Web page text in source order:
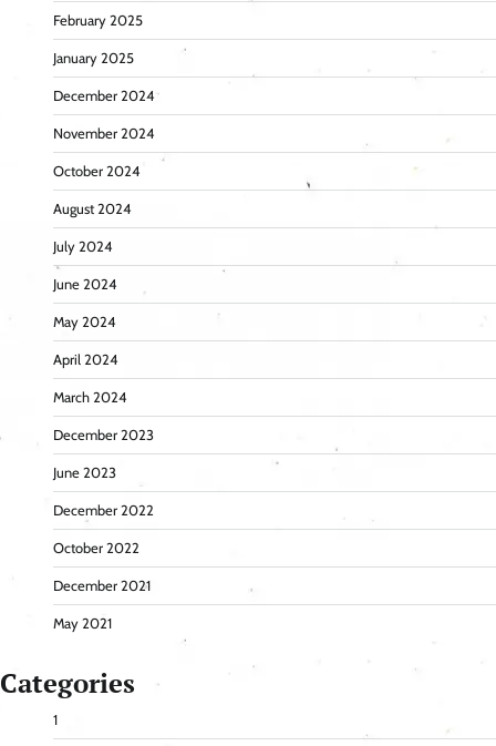
February 2025
January 2025
December 2024
November 2024
October 2024
August 2024
July 2024
June 2024
May 2024
April 2024
March 2024
December 2023
June 2023
December 2022
October 2022
December 2021
May 2021
Categories
1